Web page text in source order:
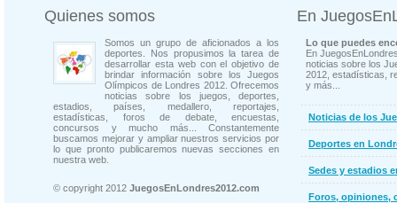
Quienes somos
Somos un grupo de aficionados a los
deportes. Nos propusimos la tarea de
desarrollar esta web con el objetivo de
brindar información sobre los Juegos
Olímpicos de Londres 2012. Ofrecemos
noticias sobre los juegos, deportes,
estadios, países, medallero, reportajes,
estadísticas, foros de debate, encuestas,
concursos y mucho más... Constantemente
buscamos mejorar y ampliar nuestros servicios por
lo que pronto publicaremos nuevas secciones en
nuestra web.
© copyright 2012 JuegosEnLondres2012.com
En
Lo que puedes
En
noticias sobre los
2012, estadísticas,
y más...
Noticias de los
Deportes en
Sedes y estadios
Foros, opiniones,